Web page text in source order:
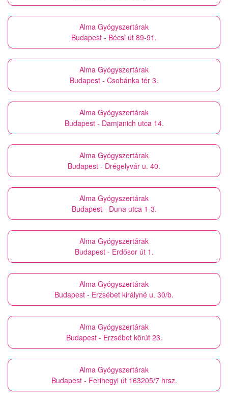
Alma Gyógyszertárak
Budapest - Bécsi út 89-91.
Alma Gyógyszertárak
Budapest - Csobánka tér 3.
Alma Gyógyszertárak
Budapest - Damjanich utca 14.
Alma Gyógyszertárak
Budapest - Drégelyvár u. 40.
Alma Gyógyszertárak
Budapest - Duna utca 1-3.
Alma Gyógyszertárak
Budapest - Erdősor út 1.
Alma Gyógyszertárak
Budapest - Erzsébet királyné u. 30/b.
Alma Gyógyszertárak
Budapest - Erzsébet körút 23.
Alma Gyógyszertárak
Budapest - Ferihegyi út 163205/7 hrsz.